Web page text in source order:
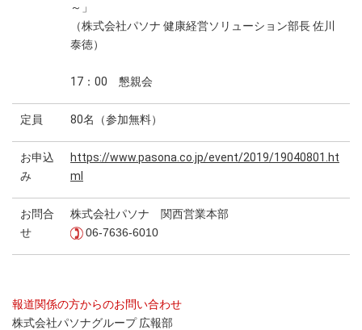
～」
（株式会社パソナ 健康経営ソリューション部長 佐川
泰徳）
17：00 懇親会
定員 80名（参加無料）
お申込
み
https://www.pasona.co.jp/event/2019/19040801.ht
ml
お問合
せ
株式会社パソナ 関西営業本部
06-7636-6010
報道関係の方からのお問い合わせ
株式会社パソナグループ 広報部